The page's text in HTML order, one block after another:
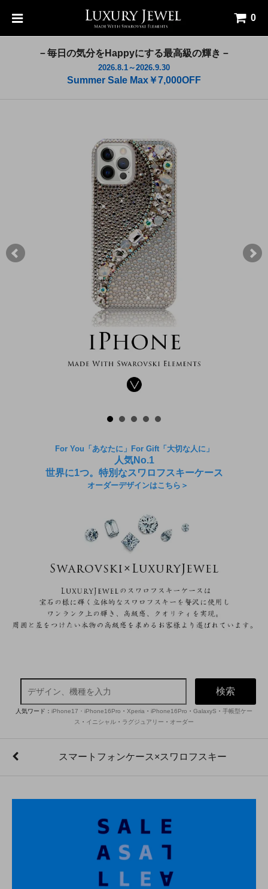
0
－毎日の気分をHappyにする最高級の輝き－
2026.8.1～2026.9.30
Summer Sale Max￥7,000OFF
For You「あなたに」For Gift「大切な人に」
人気No.1
世界に1つ。特別なスワロフスキーケース
オーダーデザインはこちら＞
検索
人気ワード： iPhone17・iPhone16Pro ・ Xperia ・ iPhone16Pro ・ GalaxyS ・ 手帳型ケー
ス ・ イニシャル ・ ラグジュアリー ・ オーダー
スマートフォンケース×スワロフスキー